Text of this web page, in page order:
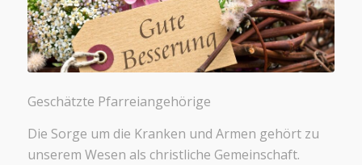
Geschätzte Pfarreiangehörige
Die Sorge um die Kranken und Armen gehört zu
unserem Wesen als christliche Gemeinschaft.